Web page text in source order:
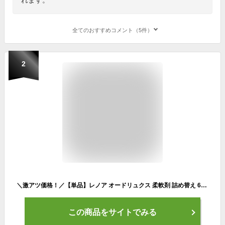
全てのおすすめコメント（5件）
2
＼激アツ価格！／【単品】レノア オードリュクス 柔軟剤 詰め替え 600ml 680ml 詰替 特大 イノセントリリー&ジャスミン ホワイトムスク シダーウッド&ベルガモット 衣類 つめかえ シワ防止 ダメージケア 高級ホテルのような香り シワになりにくい スタイル イノセント
この商品をサイトでみる